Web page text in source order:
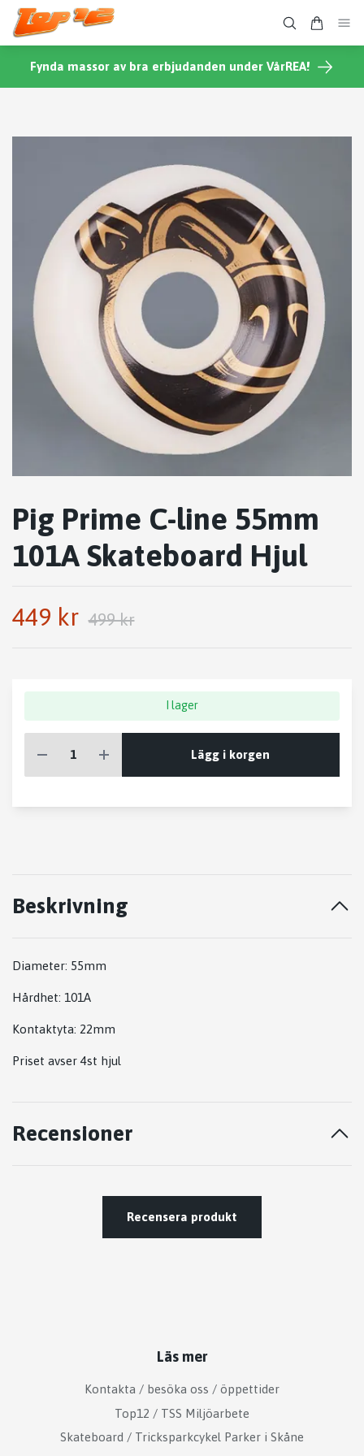
Fynda massor av bra erbjudanden under VårREA!
Pig Prime C-line 55mm
101A Skateboard Hjul
449 kr 499 kr
I lager
Lägg i korgen
Beskrivning
Diameter: 55mm
Hårdhet: 101A
Kontaktyta: 22mm
Priset avser 4st hjul
Recensioner
Recensera produkt
Läs mer
Kontakta / besöka oss / öppettider
Top12 / TSS Miljöarbete
Skateboard / Tricksparkcykel Parker i Skåne